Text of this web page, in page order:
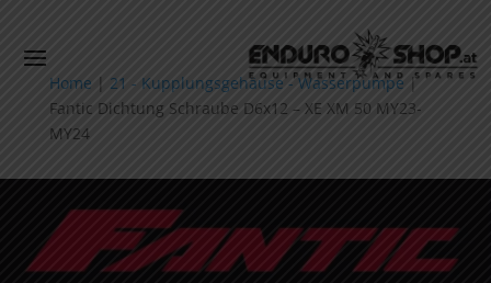
Home | 21 - Kupplungsgehäuse - Wasserpumpe |
Fantic Dichtung Schraube D6x12 – XE XM 50 MY23-
MY24